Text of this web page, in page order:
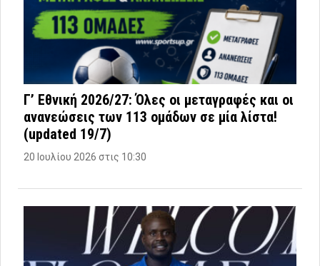
Γ’ Εθνική 2026/27: Όλες οι μεταγραφές και οι
ανανεώσεις των 113 ομάδων σε μία λίστα!
(updated 19/7)
20 Ιουλίου 2026 στις 10:30